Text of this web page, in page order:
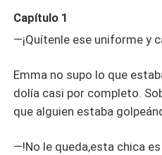
Capítulo 1
—¡Quítenle ese uniforme y
Emma no supo lo que
dolía casi por completo.
que alguien estaba
—!No le queda,esta chica